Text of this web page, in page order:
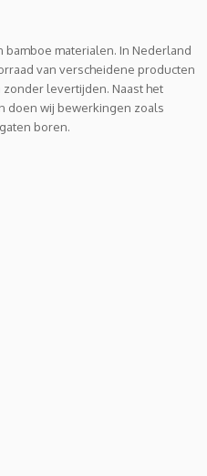
bamboe materialen. In Nederland
van verscheidene producten
levertijden. Naast het
doen wij bewerkingen zoals
boren.